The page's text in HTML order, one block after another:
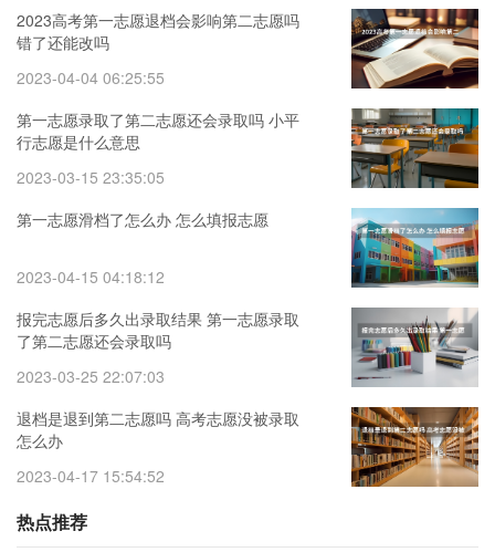
2023高考第一志愿退档会影响第二志愿吗
错了还能改吗
2023-04-04 06:25:55
第一志愿录取了第二志愿还会录取吗 小平
行志愿是什么意思
2023-03-15 23:35:05
第一志愿滑档了怎么办 怎么填报志愿
2023-04-15 04:18:12
报完志愿后多久出录取结果 第一志愿录取
了第二志愿还会录取吗
2023-03-25 22:07:03
退档是退到第二志愿吗 高考志愿没被录取
怎么办
2023-04-17 15:54:52
热点推荐